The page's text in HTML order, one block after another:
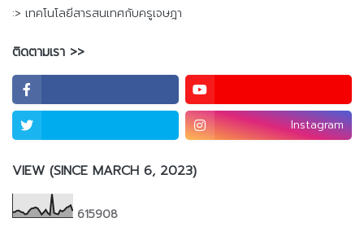
:> เทคโนโลยีสารสนเทศกับครูเจษฎา
ติดตามเรา >>
Instagram
VIEW (SINCE MARCH 6, 2023)
615908